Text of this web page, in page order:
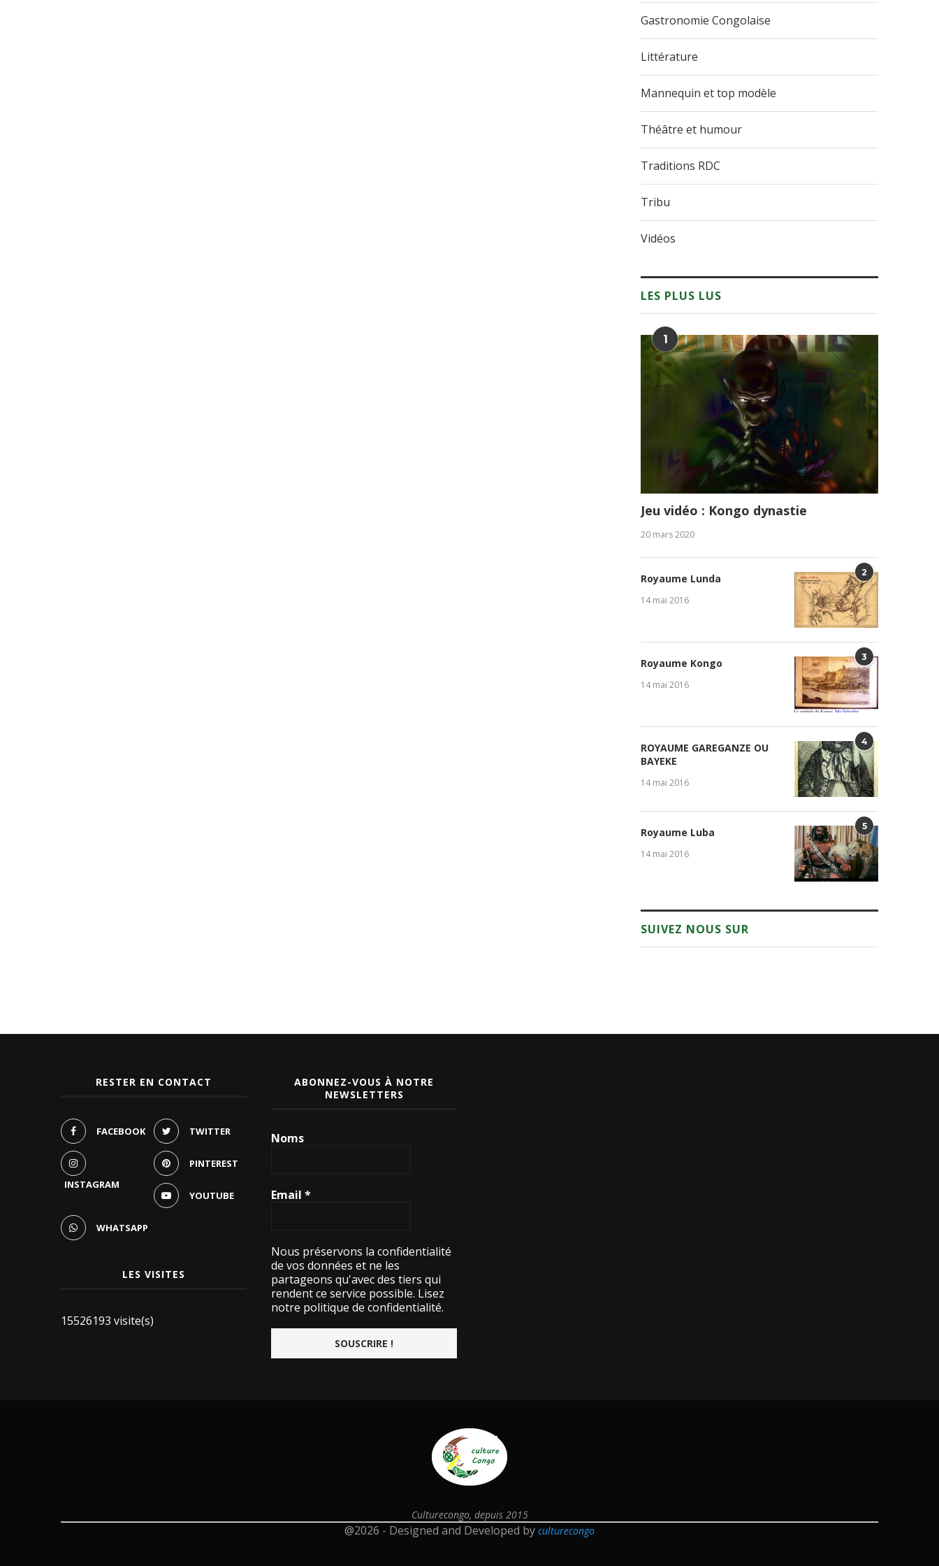
Gastronomie Congolaise
Littérature
Mannequin et top modèle
Théâtre et humour
Traditions RDC
Tribu
Vidéos
LES PLUS LUS
1
Jeu vidéo : Kongo dynastie
20 mars 2020
2
Royaume Lunda
14 mai 2016
3
Royaume Kongo
14 mai 2016
4
ROYAUME GAREGANZE OU
BAYEKE
14 mai 2016
5
Royaume Luba
14 mai 2016
SUIVEZ NOUS SUR
RESTER EN CONTACT
FACEBOOK TWITTER
INSTAGRAM
PINTEREST
YOUTUBE
WHATSAPP
LES VISITES
15526193 visite(s)
ABONNEZ-VOUS À NOTRE
NEWSLETTERS
Noms
Email*
Nous préservons la confidentialité
de vos données et ne les
partageons qu'avec des tiers qui
rendent ce service possible. Lisez
notre politique de confidentialité.
Culturecongo, depuis 2015
@2026 - Designed and Developed by culturecongo